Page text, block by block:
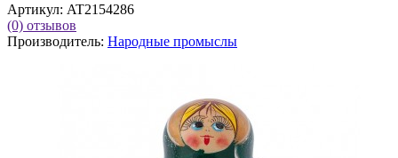
Артикул: AT2154286
(0) отзывов
Производитель: Народные промыслы